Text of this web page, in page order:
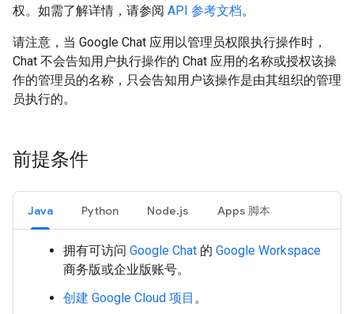
权。如需了解详情，请参阅 API 参考文档。
请注意，当 Google Chat 应用以管理员权限执行操作时，
Chat 不会告知用户执行操作的 Chat 应用的名称或授权该操
作的管理员的名称，只会告知用户该操作是由其组织的管理
员执行的。
前提条件
Java Python Node.js Apps 脚本
拥有可访问 Google Chat 的 Google Workspace
商务版或企业版账号。
创建 Google Cloud 项目 。